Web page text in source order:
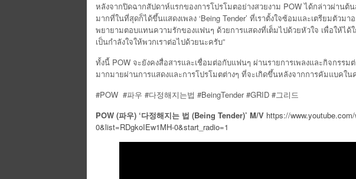
หลังจากปิดฉากสัปดาห์แรกของการโปรโมตอย่างสวยงาม POW ได้กล่าวผ่านต้น
มากที่ในที่สุดก็ได้ขึ้นแสดงเพลง ‘Being Tender’ ที่เราตั้งใจซ้อมและเตรียมตัวม
พยายามตอบแทนความรักของแฟนๆ ด้วยการแสดงที่เต็มไปด้วยหัวใจ เพื่อให้ไ
เป็นกำลังใจให้พวกเราต่อไปด้วยนะครับ”
ทั้งนี้ POW จะยังคงสื่อสารและเชื่อมต่อกับแฟนๆ ผ่านรายการเพลงและกิจกรรม
มากมายผ่านการแสดงและการโปรโมตต่างๆ ที่จะเกิดขึ้นหลังจากการคัมแบคใน
#POW #파우 #다정해지는법 #BeingTender #GRID #그리드
POW (파우) ‘다정해지는 법 (Being Tender)’ M/V https://
0&list=RDgkoIEw1MH-0&start_radio=1